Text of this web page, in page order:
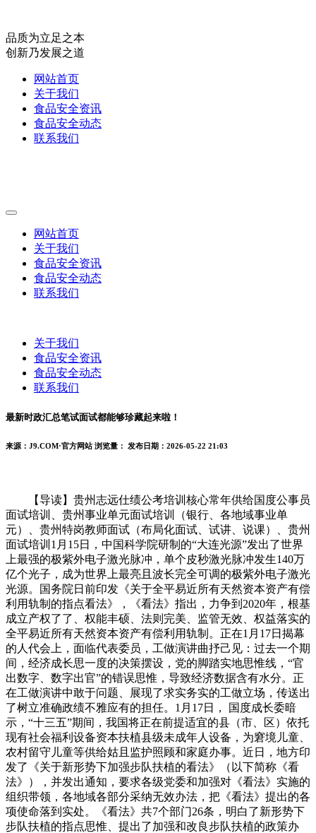
品质为立足之本
创新乃发展之道
网站首页
关于我们
食品安全资讯
食品安全动态
联系我们
网站首页
关于我们
食品安全资讯
食品安全动态
联系我们
关于我们
食品安全资讯
食品安全动态
联系我们
最新时政汇总笔试面试都能够珍藏起来啦！
来源：J9.COM·官方网站 浏览量： 发布日期：2026-05-22 21:03
【导读】贵州志远仕绩公考培训核心常年供给国度公事员
面试培训、贵州事业单元面试培训（银行、各地域事业单
元）、贵州特岗教师面试（布局化面试、试讲、说课）、贵州
面试培训1月15日，中国科学院研制的“大连光源”发出了世界
上最强的极紫外电子激光脉冲，单个皮秒激光脉冲发生140万
亿个光子，成为世界上最亮且波长完全可调的极紫外电子激光
光源。国务院日前印发《关于全平易近所有天然资本资产有偿
利用轨制的指点看法》，《看法》指出，力争到2020年，根基
成立产权了了、权能丰硕、法则完美、监管无效、权益落实的
全平易近所有天然资本资产有偿利用轨制。正在1月17日揭幕
的人代会上，面临代表委员，工做演讲曲抒己见：过去一个期
间，经济成长思一度的决策摆设，党的脚踏实地思惟线，“官
出数字、数字出官”的错误思惟，导致经济数据含有水分。正
在工做演讲中敢于问题、展现了求实务实的工做立场，传送出
了树立准确政绩不雅应有的担任。1月17日， 国度成长委暗
示，“十三五”期间，我国将正在前提适宜的县（市、区）依托
现有社会福利设备资本扶植县级未成年人设备，为窘境儿童、
农村留守儿童等供给姑且监护照顾和家庭办事。近日，地方印
发了《关于新形势下加强步队扶植的看法》（以下简称《看
法》），并发出通知，要求各级党委和加强对《看法》实施的
组织带领，各地域各部分采纳无效办法，把《看法》提出的各
项使命落到实处。《看法》共7个部门26条，明白了新形势下
步队扶植的指点思惟、提出了加强和改良步队扶植的政策办